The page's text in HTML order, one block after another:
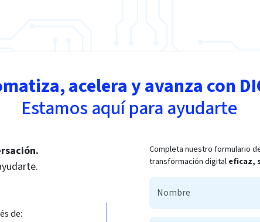
acelera y avanza con
Estamos aquí para ayudarte
de:
Completa nuestro formulario
transformación digitaleficaz,